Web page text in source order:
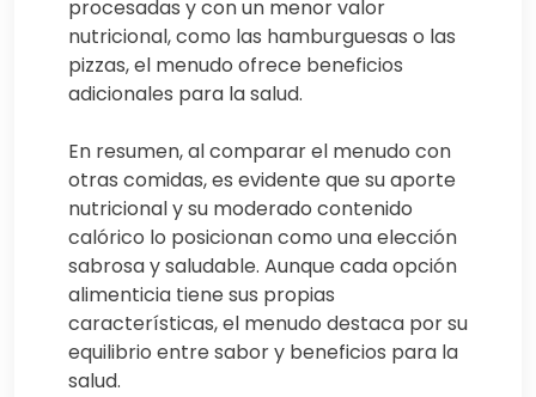
procesadas y con un menor valor
nutricional, como las hamburguesas o las
pizzas, el menudo ofrece beneficios
adicionales para la salud.
En resumen, al comparar el menudo con
otras comidas, es evidente que su aporte
nutricional y su moderado contenido
calórico lo posicionan como una elección
sabrosa y saludable. Aunque cada opción
alimenticia tiene sus propias
características, el menudo destaca por su
equilibrio entre sabor y beneficios para la
salud.